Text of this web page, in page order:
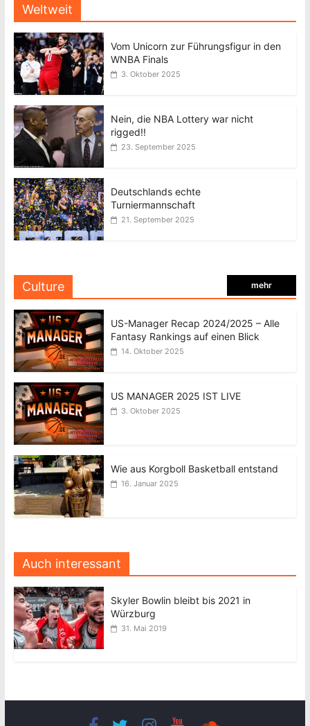
Weltweit
Vom Unicorn zur Führungsfigur in den
WNBA Finals
3. Oktober 2025
Nein, die NBA Lottery war nicht
rigged!!
23. September 2025
Deutschlands echte
Turniermannschaft
21. September 2025
Culture mehr
US-Manager Recap 2024/2025 – Alle
Fantasy Rankings auf einen Blick
14. Oktober 2025
US MANAGER 2025 IST LIVE
3. Oktober 2025
Wie aus Korgboll Basketball entstand
16. Januar 2025
Auch interessant
Skyler Bowlin bleibt bis 2021 in
Würzburg
31. Mai 2019